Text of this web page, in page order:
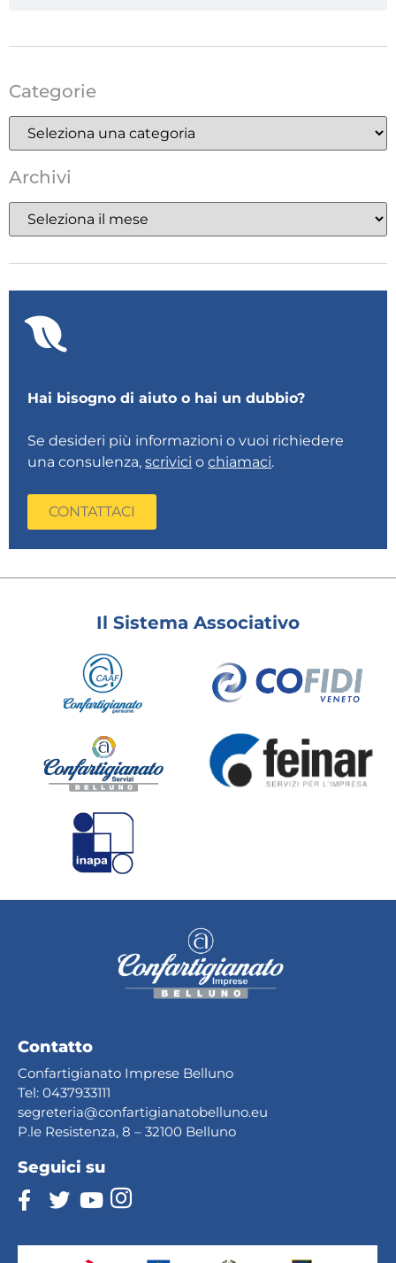
Categorie
Archivi
Hai bisogno di aiuto o hai un dubbio?
Se desideri più informazioni o vuoi richiedere
una consulenza,scrivici ochiamaci.
CONTATTACI
Il Sistema Associativo
Contatto
Confartigianato Imprese Belluno
Tel: 0437933111
segreteria@confartigianatobelluno.eu
P.le Resistenza, 8 – 32100 Belluno
Seguici su